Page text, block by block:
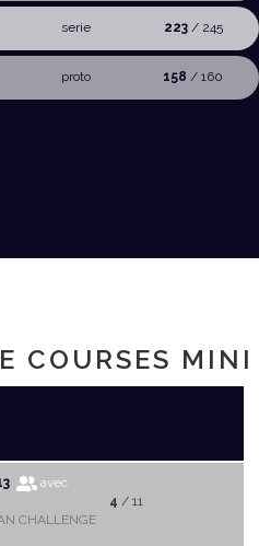
serie 223/ 245
proto 158 / 160
COURSES MINI
avec
CHALLENGE
4 / 11